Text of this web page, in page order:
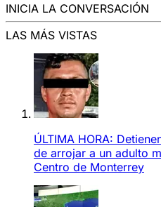
INICIA LA CONVERSACIÓN
LAS MÁS VISTAS
ÚLTIMA HORA:
de arrojar a un adulto
Centro de Monterrey